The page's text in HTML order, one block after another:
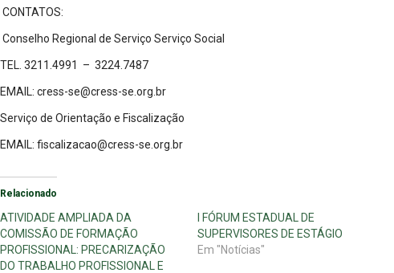
CONTATOS:
Conselho Regional de Serviço Serviço Social
TEL. 3211.4991 – 3224.7487
EMAIL: cress-se@cress-se.org.br
Serviço de Orientação e Fiscalização
EMAIL: fiscalizacao@cress-se.org.br
Relacionado
ATIVIDADE AMPLIADA DA
COMISSÃO DE FORMAÇÃO
PROFISSIONAL: PRECARIZAÇÃO
DO TRABALHO PROFISSIONAL E
I FÓRUM ESTADUAL DE
SUPERVISORES DE ESTÁGIO
Em "Notícias"